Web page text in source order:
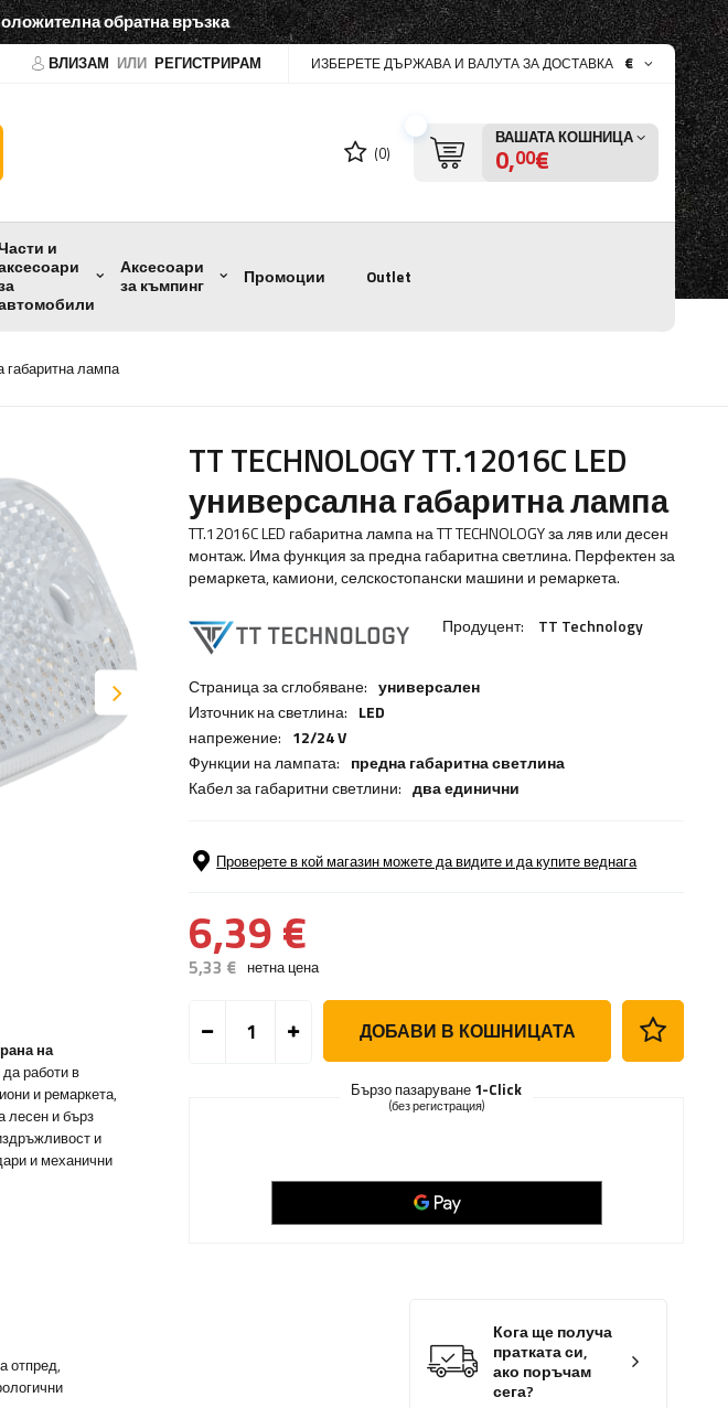
обратна връзка
ВЛИЗАМ ИЛИ РЕГИСТРИРАМ ИЗБЕРЕТЕ ДЪРЖАВА И ВАЛУТА ЗА ДОСТАВКА €
(0)
ВАШАТА КОШНИЦА
0,00€
и
Аксесоари
за къмпинг
Промоции Outlet
габаритна лампа
TT TECHNOLOGY TT.12016C LED
универсална габаритна лампа
TT.12016C LED габаритна лампа на TT TECHNOLOGY за ляв или десен
монтаж. Има функция за предна габаритна светлина. Перфектен за
ремаркета, камиони, селскостопански машини и ремаркета.
Продуцент: TT Technology
Страница за сглобяване: универсален
Източник на светлина: LED
напрежение: 12/24 V
Функции на лампата: предна габаритна светлина
Кабел за габаритни светлини: два единични
Проверете в кой магазин можете да видите и да купите веднага
6,39 €
5,33 € нетна цена
ДОБАВИ В КОШНИЦАТА
Бързо пазаруване 1-Click
(без регистрация)
Кога ще получа
пратката си,
ако поръчам
сега?
на
работи в
и ремаркета,
лесен и бърз
и
и механични
отпред,